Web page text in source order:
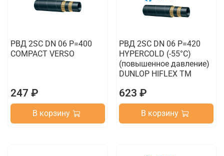
РВД 2SC DN 06 P=400
COMPACT VERSO
247 ₽
В корзину
РВД 2SC DN 06 P=420
HYPERCOLD (-55°C)
(повышенное давление)
DUNLOP HIFLEX TM
623 ₽
В корзину